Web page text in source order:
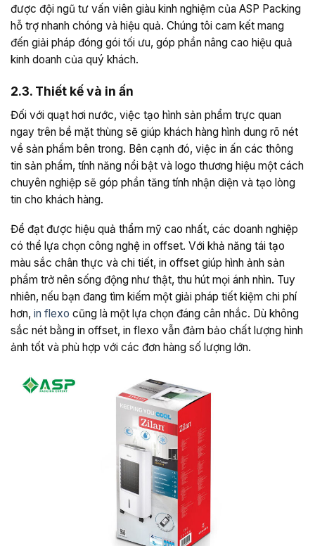
được đội ngũ tư vấn viên giàu kinh nghiệm của ASP Packing
hỗ trợ nhanh chóng và hiệu quả. Chúng tôi cam kết mang
đến giải pháp đóng gói tối ưu, góp phần nâng cao hiệu quả
kinh doanh của quý khách.
2.3. Thiết kế và in ấn
Đối với quạt hơi nước, việc tạo hình sản phẩm trực quan
ngay trên bề mặt thùng sẽ giúp khách hàng hình dung rõ nét
về sản phẩm bên trong. Bên cạnh đó, việc in ấn các thông
tin sản phẩm, tính năng nổi bật và logo thương hiệu một cách
chuyên nghiệp sẽ góp phần tăng tính nhận diện và tạo lòng
tin cho khách hàng.
Để đạt được hiệu quả thẩm mỹ cao nhất, các doanh nghiệp
có thể lựa chọn công nghệ in offset. Với khả năng tái tạo
màu sắc chân thực và chi tiết, in offset giúp hình ảnh sản
phẩm trở nên sống động như thật, thu hút mọi ánh nhìn. Tuy
nhiên, nếu bạn đang tìm kiếm một giải pháp tiết kiệm chi phí
hơn, in flexo cũng là một lựa chọn đáng cân nhắc. Dù không
sắc nét bằng in offset, in flexo vẫn đảm bảo chất lượng hình
ảnh tốt và phù hợp với các đơn hàng số lượng lớn.